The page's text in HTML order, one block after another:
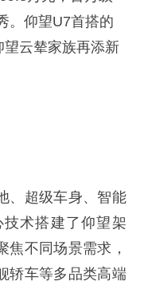
。仰望U7首搭的
云辇家族再添新
、超级车身、智能
术搭建了仰望架
焦不同场景需求，
轿车等多品类高端